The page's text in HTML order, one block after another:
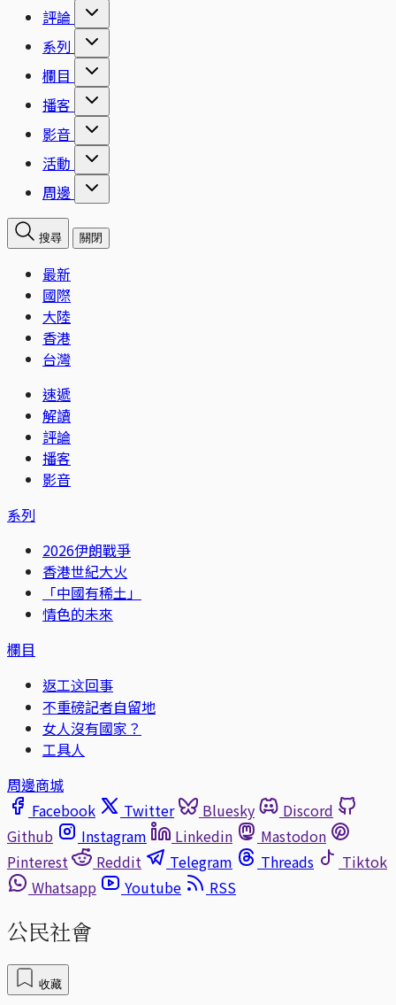
評論
系列
欄目
播客
影音
活動
周邊
搜尋 關閉
最新
國際
大陸
香港
台灣
速遞
解讀
評論
播客
影音
系列
2026伊朗戰爭
香港世紀大火
「中國有稀土」
情色的未來
欄目
返工这回事
不重磅記者自留地
女人沒有國家？
工具人
周邊商城
Facebook
Twitter Bluesky
Discord
Github
Instagram Linkedin
Mastodon
Pinterest
Reddit Telegram Threads
Tiktok
Whatsapp
Youtube RSS
公民社會
收藏